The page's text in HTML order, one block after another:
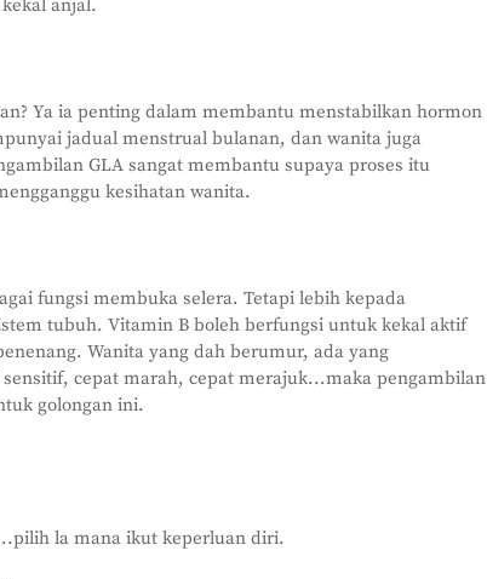
anjal.
Ya ia penting dalam membantu menstabilkan hormon
jadual menstrual bulanan, dan wanita juga
GLA sangat membantu supaya proses itu
kesihatan wanita.
fungsi membuka selera. Tetapi lebih kepada
tubuh. Vitamin B boleh berfungsi untuk kekal aktif
Wanita yang dah berumur, ada yang
cepat marah, cepat merajuk...maka pengambilan
golongan ini.
la mana ikut keperluan diri.